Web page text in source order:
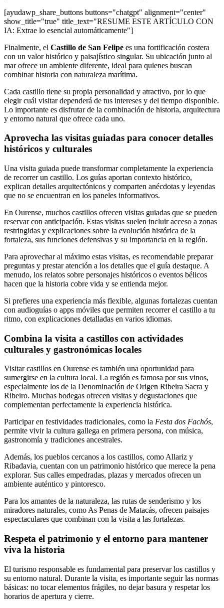
[ayudawp_share_buttons buttons="chatgpt" alignment="center"
show_title="true" title_text="RESUME ESTE ARTÍCULO CON
IA: Extrae lo esencial automáticamente"]
Finalmente, el Castillo de San Felipe es una fortificación costera
con un valor histórico y paisajístico singular. Su ubicación junto al
mar ofrece un ambiente diferente, ideal para quienes buscan
combinar historia con naturaleza marítima.
Cada castillo tiene su propia personalidad y atractivo, por lo que
elegir cuál visitar dependerá de tus intereses y del tiempo disponible.
Lo importante es disfrutar de la combinación de historia, arquitectura
y entorno natural que ofrece cada uno.
Aprovecha las visitas guiadas para conocer detalles
históricos y culturales
Una visita guiada puede transformar completamente la experiencia
de recorrer un castillo. Los guías aportan contexto histórico,
explican detalles arquitectónicos y comparten anécdotas y leyendas
que no se encuentran en los paneles informativos.
En Ourense, muchos castillos ofrecen visitas guiadas que se pueden
reservar con anticipación. Estas visitas suelen incluir acceso a zonas
restringidas y explicaciones sobre la evolución histórica de la
fortaleza, sus funciones defensivas y su importancia en la región.
Para aprovechar al máximo estas visitas, es recomendable preparar
preguntas y prestar atención a los detalles que el guía destaque. A
menudo, los relatos sobre personajes históricos o eventos bélicos
hacen que la historia cobre vida y se entienda mejor.
Si prefieres una experiencia más flexible, algunas fortalezas cuentan
con audioguías o apps móviles que permiten recorrer el castillo a tu
ritmo, con explicaciones detalladas en varios idiomas.
Combina la visita a castillos con actividades
culturales y gastronómicas locales
Visitar castillos en Ourense es también una oportunidad para
sumergirse en la cultura local. La región es famosa por sus vinos,
especialmente los de la Denominación de Origen Ribeira Sacra y
Ribeiro. Muchas bodegas ofrecen visitas y degustaciones que
complementan perfectamente la experiencia histórica.
Participar en festividades tradicionales, como la Festa dos Fachós,
permite vivir la cultura gallega en primera persona, con música,
gastronomía y tradiciones ancestrales.
Además, los pueblos cercanos a los castillos, como Allariz y
Ribadavia, cuentan con un patrimonio histórico que merece la pena
explorar. Sus calles empedradas, plazas y mercados ofrecen un
ambiente auténtico y pintoresco.
Para los amantes de la naturaleza, las rutas de senderismo y los
miradores naturales, como As Penas de Matacás, ofrecen paisajes
espectaculares que combinan con la visita a las fortalezas.
Respeta el patrimonio y el entorno para mantener
viva la historia
El turismo responsable es fundamental para preservar los castillos y
su entorno natural. Durante la visita, es importante seguir las normas
básicas: no tocar elementos frágiles, no dejar basura y respetar los
horarios de apertura y cierre.